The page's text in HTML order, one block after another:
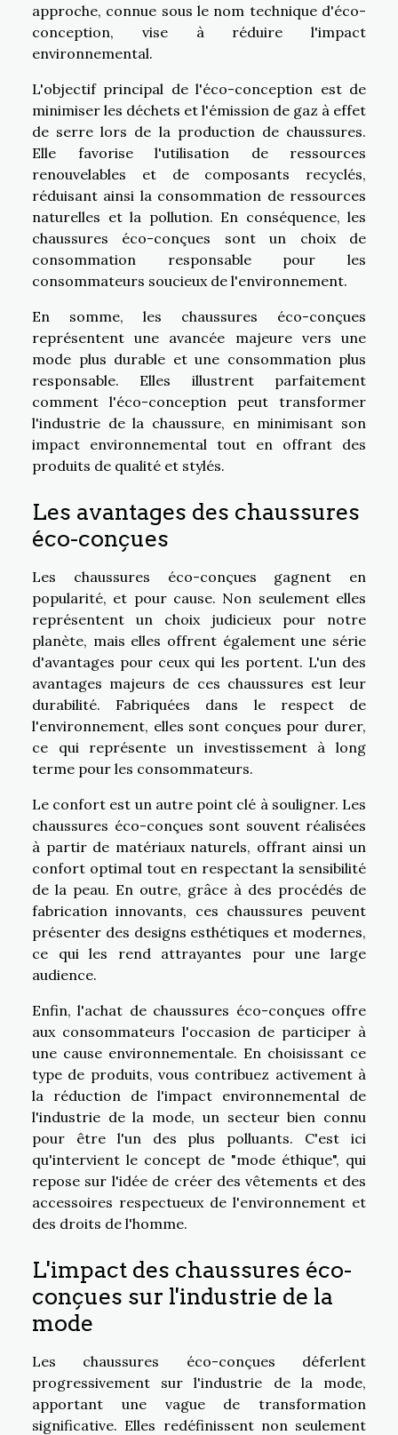
approche, connue sous le nom technique d'éco-
conception, vise à réduire l'impact
environnemental.
L'objectif principal de l'éco-conception est de
minimiser les déchets et l'émission de gaz à effet
de serre lors de la production de chaussures.
Elle favorise l'utilisation de ressources
renouvelables et de composants recyclés,
réduisant ainsi la consommation de ressources
naturelles et la pollution. En conséquence, les
chaussures éco-conçues sont un choix de
consommation responsable pour les
consommateurs soucieux de l'environnement.
En somme, les chaussures éco-conçues
représentent une avancée majeure vers une
mode plus durable et une consommation plus
responsable. Elles illustrent parfaitement
comment l'éco-conception peut transformer
l'industrie de la chaussure, en minimisant son
impact environnemental tout en offrant des
produits de qualité et stylés.
Les avantages des chaussures
éco-conçues
Les chaussures éco-conçues gagnent en
popularité, et pour cause. Non seulement elles
représentent un choix judicieux pour notre
planète, mais elles offrent également une série
d'avantages pour ceux qui les portent. L'un des
avantages majeurs de ces chaussures est leur
durabilité. Fabriquées dans le respect de
l'environnement, elles sont conçues pour durer,
ce qui représente un investissement à long
terme pour les consommateurs.
Le confort est un autre point clé à souligner. Les
chaussures éco-conçues sont souvent réalisées
à partir de matériaux naturels, offrant ainsi un
confort optimal tout en respectant la sensibilité
de la peau. En outre, grâce à des procédés de
fabrication innovants, ces chaussures peuvent
présenter des designs esthétiques et modernes,
ce qui les rend attrayantes pour une large
audience.
Enfin, l'achat de chaussures éco-conçues offre
aux consommateurs l'occasion de participer à
une cause environnementale. En choisissant ce
type de produits, vous contribuez activement à
la réduction de l'impact environnemental de
l'industrie de la mode, un secteur bien connu
pour être l'un des plus polluants. C'est ici
qu'intervient le concept de "mode éthique", qui
repose sur l'idée de créer des vêtements et des
accessoires respectueux de l'environnement et
des droits de l'homme.
L'impact des chaussures éco-
conçues sur l'industrie de la
mode
Les chaussures éco-conçues déferlent
progressivement sur l'industrie de la mode,
apportant une vague de transformation
significative. Elles redéfinissent non seulement